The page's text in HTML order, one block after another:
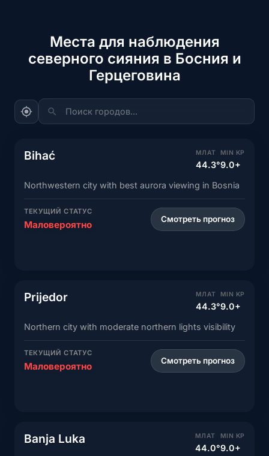
Места для наблюдения
северного сияния в Босния и
Герцеговина
Поиск городов...
Bihać МЛАТ
44.3°
MIN KP
9.0+
Northwestern city with best aurora viewing in Bosnia
ТЕКУЩИЙ СТАТУС
Маловероятно Смотреть прогноз
Prijedor МЛАТ
44.3°
MIN KP
9.0+
Northern city with moderate northern lights visibility
ТЕКУЩИЙ СТАТУС
Маловероятно Смотреть прогноз
Banja Luka МЛАТ
44.0°
MIN KP
9.0+